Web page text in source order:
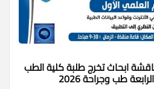
ابحاث تخرج طلبة كلية الطب
طب وجراحة 2026